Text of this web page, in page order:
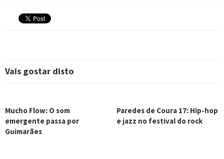
Vais gostar disto
Mucho Flow: O som
emergente passa por
Guimarães
Paredes de Coura 17: Hip-hop
e jazz no festival do rock